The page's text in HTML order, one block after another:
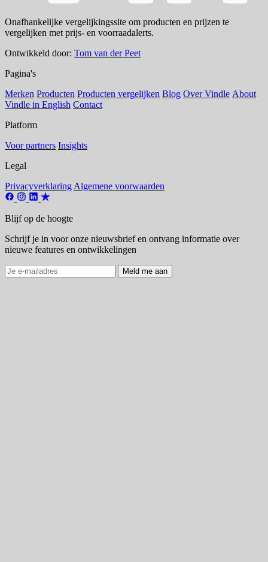
Onafhankelijke vergelijkingssite om producten en prijzen te
vergelijken met prijs- en voorraadalerts.
Ontwikkeld door: Tom van der Peet
Pagina's
Merken Producten Producten vergelijken Blog Over Vindle About
Vindle in English Contact
Platform
Voor partners Insights
Legal
Privacyverklaring Algemene voorwaarden
Blijf op de hoogte
Schrijf je in voor onze nieuwsbrief en ontvang informatie over
nieuwe features en ontwikkelingen
Meld me aan